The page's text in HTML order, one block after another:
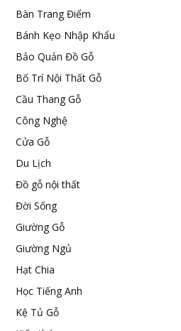
Bàn Trang Điểm
Bánh Kẹo Nhập Khẩu
Bảo Quản Đồ Gỗ
Bố Trí Nội Thất Gỗ
Cầu Thang Gỗ
Công Nghệ
Cửa Gỗ
Du Lịch
Đồ gỗ nội thất
Đời Sống
Giường Gỗ
Giường Ngủ
Hạt Chia
Học Tiếng Anh
Kệ Tủ Gỗ